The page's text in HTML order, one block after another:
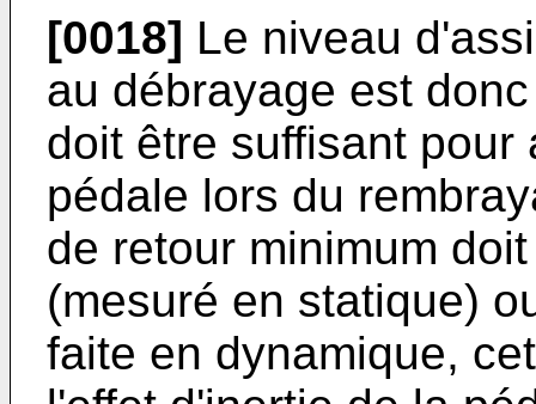
[0018] Le niveau
au débrayage est
doit être suffisant
pédale lors du
de retour minimum
(mesuré en statique)
faite en dynamique,